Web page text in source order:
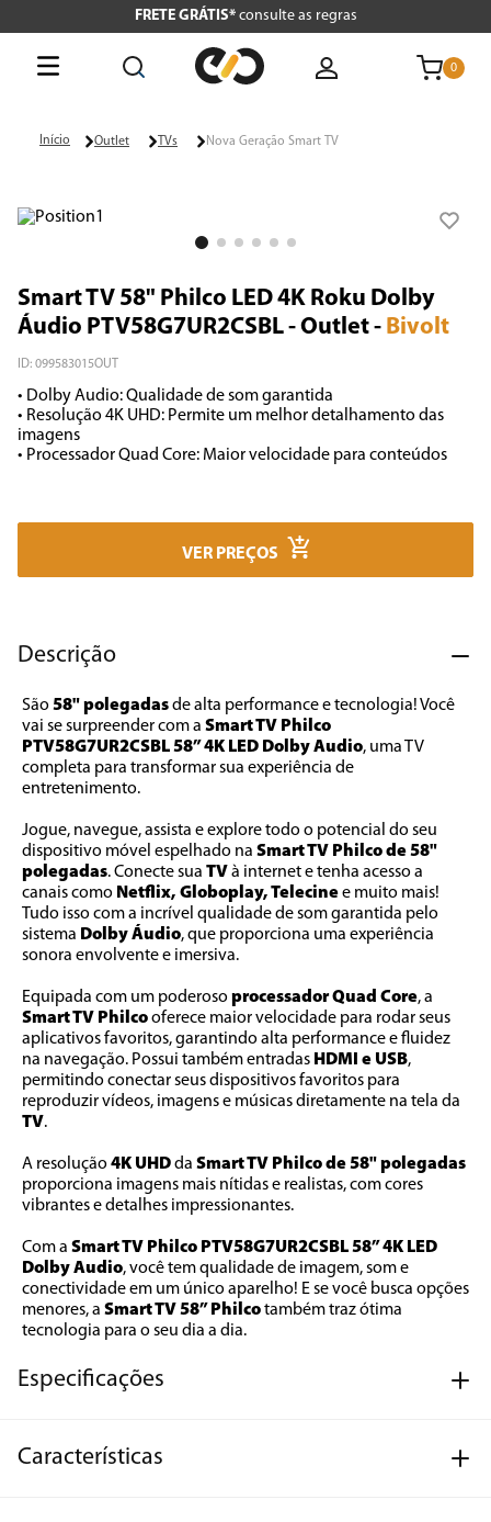
FRETE GRÁTIS*consulte as regras
0
Outlet TVs Nova Geração Smart TV
Smart TV 58" Philco LED 4K Roku Dolby
Áudio PTV58G7UR2CSBL - Outlet- Bivolt
ID: 099583015OUT
• Dolby Audio: Qualidade de som garantida
• Resolução 4K UHD: Permite um melhor detalhamento das
imagens
• Processador Quad Core: Maior velocidade para conteúdos
VER PREÇOS
Descrição
São 58" polegadas de alta performance e tecnologia! Você
vai se surpreender com a Smart TV Philco
PTV58G7UR2CSBL 58” 4K LED Dolby Audio, uma TV
completa para transformar sua experiência de
entretenimento.
Jogue, navegue, assista e explore todo o potencial do seu
dispositivo móvel espelhado na Smart TV Philco de 58"
polegadas. Conecte sua TV à internet e tenha acesso a
canais como Netflix, Globoplay, Telecine e muito mais!
Tudo isso com a incrível qualidade de som garantida pelo
sistema Dolby Áudio, que proporciona uma experiência
sonora envolvente e imersiva.
Equipada com um poderoso processador Quad Core
Smart TV Philco oferece maior velocidade para rodar seus
aplicativos favoritos, garantindo alta performance e fluidez
na navegação. Possui também entradas HDMI e USB,
permitindo conectar seus dispositivos favoritos para
TV.
A resolução 4K UHD da Smart TV Philco de 58" polegadas
proporciona imagens mais nítidas e realistas, com cores
vibrantes e detalhes impressionantes.
Com a Smart TV Philco PTV58G7UR2CSBL 58” 4K LED
Dolby Audio, você tem qualidade de imagem, som e
conectividade em um único aparelho! E se você busca opções
menores, a Smart TV 58” Philco também traz ótima
tecnologia para o seu dia a dia.
Especificações
Características
3º geladeira
4º microondas
º cafeteira
6 º panificadora